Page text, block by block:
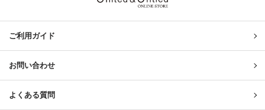
ご利用ガイド
お問い合わせ
よくある質問